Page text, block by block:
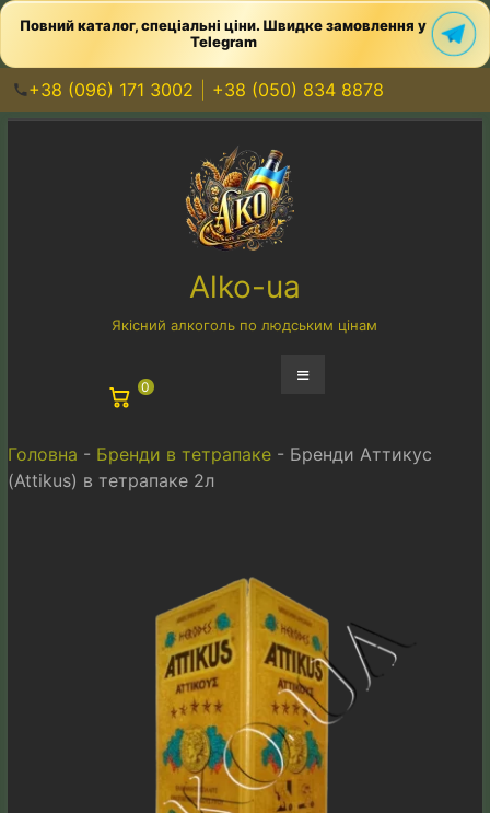
Перейти
Alko-ua
Якісний алкоголь по людським цінам
Меню
0
Головна - Бренди в тетрапаке- Бренди Аттикус
(Attikus) в тетрапаке 2л
Повний каталог, спеціальні ціни. Швидке замовлення у
Telegram
+38 (096) 171 3002 +38 (050) 834 8878